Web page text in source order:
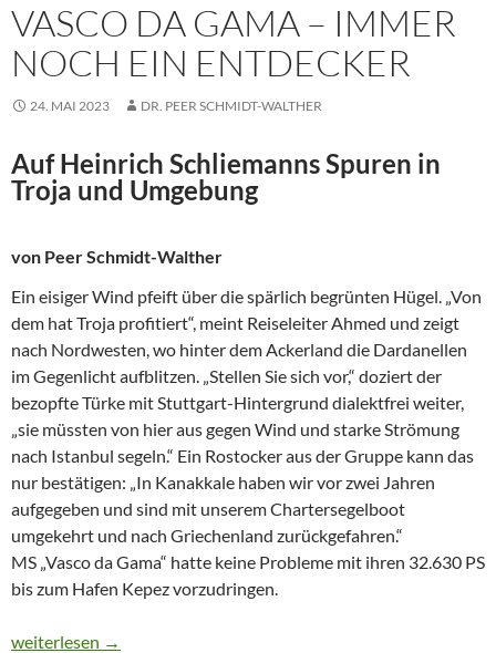
VASCO DA GAMA – IMMER
NOCH EIN ENTDECKER
24. MAI 2023 DR. PEER SCHMIDT-WALTHER
Auf Heinrich Schliemanns Spuren in
Troja und Umgebung
von Peer Schmidt-Walther
Ein eisiger Wind pfeift über die spärlich begrünten Hügel. „Von
dem hat Troja profitiert“, meint Reiseleiter Ahmed und zeigt
nach Nordwesten, wo hinter dem Ackerland die Dardanellen
im Gegenlicht aufblitzen. „Stellen Sie sich vor,“ doziert der
bezopfte Türke mit Stuttgart-Hintergrund dialektfrei weiter,
„sie müssten von hier aus gegen Wind und starke Strömung
nach Istanbul segeln.“ Ein Rostocker aus der Gruppe kann das
nur bestätigen: „In Kanakkale haben wir vor zwei Jahren
aufgegeben und sind mit unserem Chartersegelboot
umgekehrt und nach Griechenland zurückgefahren.“
MS „Vasco da Gama“ hatte keine Probleme mit ihren 32.630 PS
bis zum Hafen Kepez vorzudringen.
VASCO DA GAMA – IMMER NOCH EIN ENTDECKER
weiterlesen →